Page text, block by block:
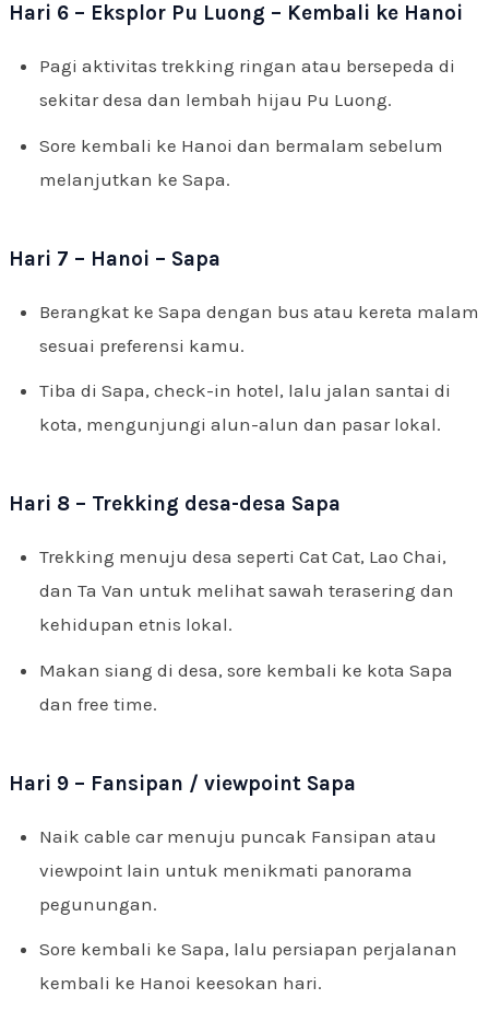
Hari 6 – Eksplor Pu Luong – Kembali ke Hanoi
Pagi aktivitas trekking ringan atau bersepeda di
sekitar desa dan lembah hijau Pu Luong.
Sore kembali ke Hanoi dan bermalam sebelum
melanjutkan ke Sapa.
Hari 7 – Hanoi – Sapa
Berangkat ke Sapa dengan bus atau kereta malam
sesuai preferensi kamu.
Tiba di Sapa, check-in hotel, lalu jalan santai di
kota, mengunjungi alun-alun dan pasar lokal.
Hari 8 – Trekking desa-desa Sapa
Trekking menuju desa seperti Cat Cat, Lao Chai,
dan Ta Van untuk melihat sawah terasering dan
kehidupan etnis lokal.
Makan siang di desa, sore kembali ke kota Sapa
dan free time.
Hari 9 – Fansipan / viewpoint Sapa
Naik cable car menuju puncak Fansipan atau
viewpoint lain untuk menikmati panorama
pegunungan.
Sore kembali ke Sapa, lalu persiapan perjalanan
kembali ke Hanoi keesokan hari.